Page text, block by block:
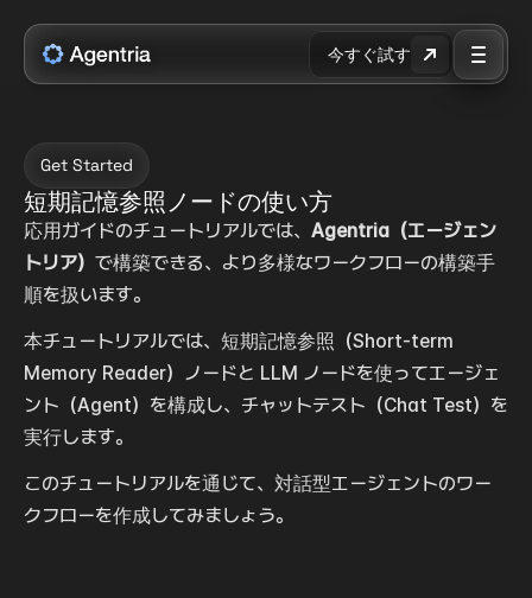
Get Started
短期記憶参照ノードの使い方
応用ガイドのチュートリアルでは、 Agentria（エージェン
トリア） で構築できる、より多様なワークフローの構築手
順を扱います。
本チュートリアルでは、短期記憶参照（Short-term
Memory Reader）ノードと LLM ノードを使ってエージェ
ント（Agent）を構成し、チャットテスト（Chat Test）を
実行します。
このチュートリアルを通じて、対話型エージェントのワー
クフローを作成してみましょう。
今すぐ試す